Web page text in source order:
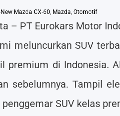
Mazda CX-60, Mazda, Otomotif
– PT Eurokars Motor
meluncurkan SUV
premium di Indonesia.
sebelumnya. Tampil
SUV kelas